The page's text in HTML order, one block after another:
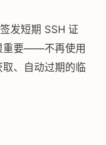
发短期 SSH 证
重要——不再使用
、自动过期的临